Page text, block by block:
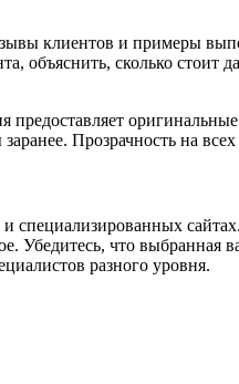
клиентов и примеры
объяснить, сколько
Прозрачность на
Убедитесь, что
разного уровня.